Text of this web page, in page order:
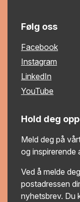
Følg oss
Facebook
Instagram
LinkedIn
YouTube
Hold deg
Meld deg på
og inspirerende
Ved å melde
postadressen
nyhetsbrev. Du